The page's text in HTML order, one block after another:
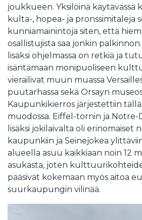
joukkueen. Yksilöinä käytävässä
kulta-, hopea- ja pronssimitaleja
kunniamainintoja siten, että
osallistujista saa jonkin
lisäksi ohjelmassa on retkiä ja
isäntämaan monipuoliseen
vierailivat muun muassa
puutarhassa sekä Orsayn
Kaupunkikierros järjestettiin
muodossa. Eiffel-tornin ja
lisäksi jokilaivalta oli erinomaiset
kaupunkiin ja Seinejokea
alueella asuu kaikkiaan noin 12
asukasta, joten
pääsivät kokemaan myös aitoa
suurkaupungin vilinää.